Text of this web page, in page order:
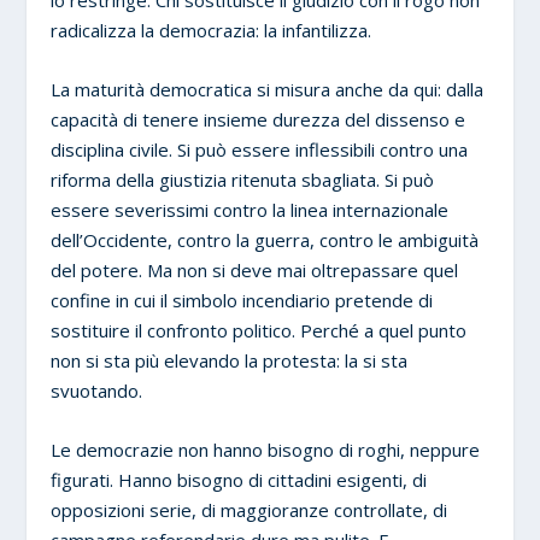
radicalizza la democrazia: la infantilizza.
La maturità democratica si misura anche da qui: dalla
capacità di tenere insieme durezza del dissenso e
disciplina civile. Si può essere inflessibili contro una
riforma della giustizia ritenuta sbagliata. Si può
essere severissimi contro la linea internazionale
dell’Occidente, contro la guerra, contro le ambiguità
del potere. Ma non si deve mai oltrepassare quel
confine in cui il simbolo incendiario pretende di
sostituire il confronto politico. Perché a quel punto
non si sta più elevando la protesta: la si sta
svuotando.
Le democrazie non hanno bisogno di roghi, neppure
figurati. Hanno bisogno di cittadini esigenti, di
opposizioni serie, di maggioranze controllate, di